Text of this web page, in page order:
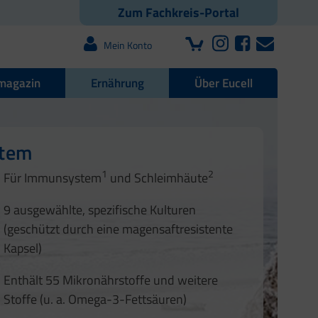
Zum Fachkreis-Portal
Mein Konto
Ernährung Über Eucell
Für Immunsystem1 und Schleimhäute2
9 ausgewählte, spezifische Kulturen
(geschützt durch eine magensaftresistente
Kapsel)
Enthält 55 Mikronährstoffe und weitere
Stoffe (u. a. Omega-3-Fettsäuren)
Nägel
1 2 3
4
3